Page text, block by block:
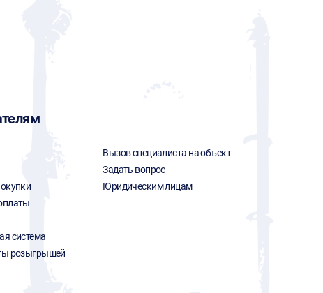
система
розыгрышей
Вызов специалиста на объект
Задать вопрос
Юридическим лицам